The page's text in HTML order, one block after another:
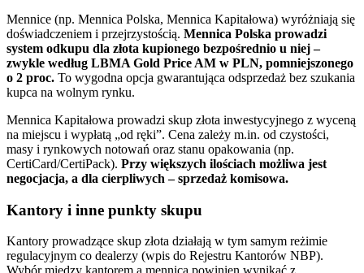
Mennice (np. Mennica Polska, Mennica Kapitałowa) wyróżniają się
doświadczeniem i przejrzystością. Mennica Polska prowadzi
system odkupu dla złota kupionego bezpośrednio u niej –
zwykle według LBMA Gold Price AM w PLN, pomniejszonego
o 2 proc. To wygodna opcja gwarantująca odsprzedaż bez szukania
kupca na wolnym rynku.
Mennica Kapitałowa prowadzi skup złota inwestycyjnego z wyceną
na miejscu i wypłatą „od ręki”. Cena zależy m.in. od czystości,
masy i rynkowych notowań oraz stanu opakowania (np.
CertiCard/CertiPack). Przy większych ilościach możliwa jest
negocjacja, a dla cierpliwych – sprzedaż komisowa.
Kantory i inne punkty skupu
Kantory prowadzące skup złota działają w tym samym reżimie
regulacyjnym co dealerzy (wpis do Rejestru Kantorów NBP).